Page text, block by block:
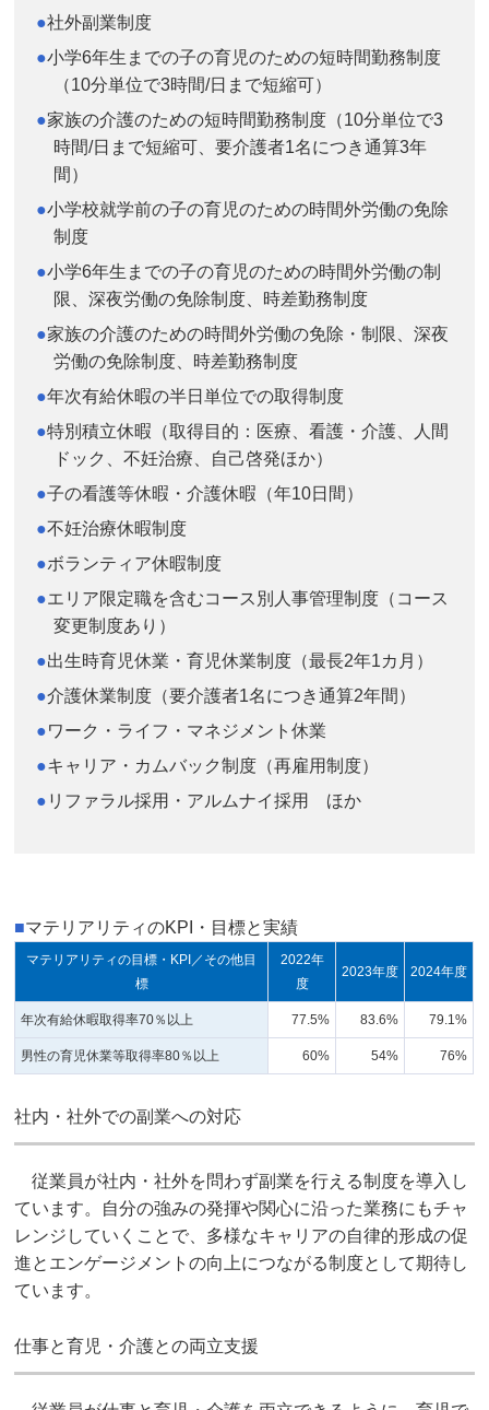
社外副業制度
小学6年生までの子の育児のための短時間勤務制度
（10分単位で3時間/日まで短縮可）
家族の介護のための短時間勤務制度（10分単位で3
時間/日まで短縮可、要介護者1名につき通算3年
間）
小学校就学前の子の育児のための時間外労働の免除
制度
小学6年生までの子の育児のための時間外労働の制
限、深夜労働の免除制度、時差勤務制度
家族の介護のための時間外労働の免除・制限、深夜
労働の免除制度、時差勤務制度
年次有給休暇の半日単位での取得制度
特別積立休暇（取得目的：医療、看護・介護、人間
ドック、不妊治療、自己啓発ほか）
子の看護等休暇・介護休暇（年10日間）
不妊治療休暇制度
ボランティア休暇制度
エリア限定職を含むコース別人事管理制度（コース
変更制度あり）
出生時育児休業・育児休業制度（最長2年1カ月）
介護休業制度（要介護者1名につき通算2年間）
ワーク・ライフ・マネジメント休業
キャリア・カムバック制度（再雇用制度）
リファラル採用・アルムナイ採用 ほか
■マテリアリティのKPI・目標と実績
マテリアリティの目標・KPI／その他目
標
2022年
度
2023年度 2024年度
年次有給休暇取得率70％以上 77.5% 83.6% 79.1%
男性の育児休業等取得率80％以上 60% 54% 76%
社内・社外での副業への対応
従業員が社内・社外を問わず副業を行える制度を導入し
ています。自分の強みの発揮や関心に沿った業務にもチャ
レンジしていくことで、多様なキャリアの自律的形成の促
進とエンゲージメントの向上につながる制度として期待し
ています。
仕事と育児・介護との両立支援